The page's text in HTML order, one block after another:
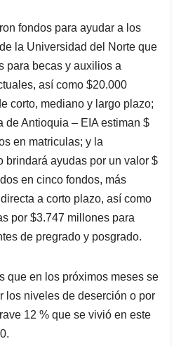
fondos para ayudar a los
la Universidad del Norte que
para becas y auxilios a
así como $20.000
corto, mediano y largo plazo;
de Antioquia – EIA estiman $
en matriculas; y la
brindará ayudas por un valor $
en cinco fondos, más
a corto plazo, así como
por $3.747 millones para
de pregrado y posgrado.
que en los próximos meses se
los niveles de deserción o por
12 % que se vivió en este